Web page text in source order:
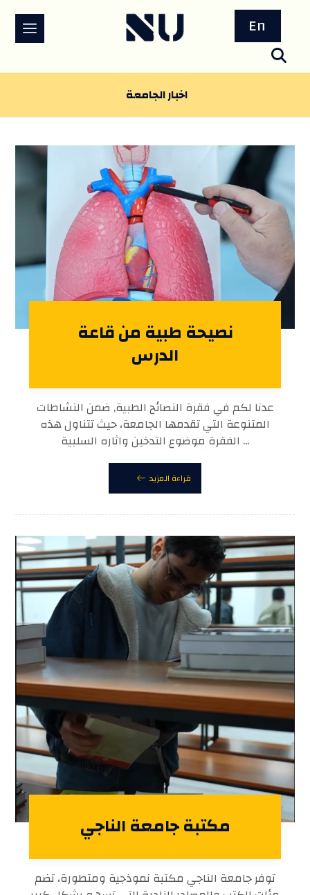
En
اخبار الجامعة
نصيحة طبية من قاعة
الدرس
عدنا لكم في فقرة النصائح الطبية, ضمن النشاطات
المتنوعة التي تقدمها الجامعة، حيث تتناول هذه
الفقرة موضوع التدخين واثاره السلبية ...
قراءة المزيد
مكتبة جامعة الناجي
توفر جامعة الناجي مكتبة نموذجية ومتطورة، تضم